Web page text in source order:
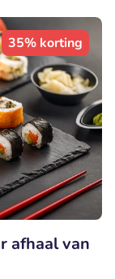
35% korting
afhaal van